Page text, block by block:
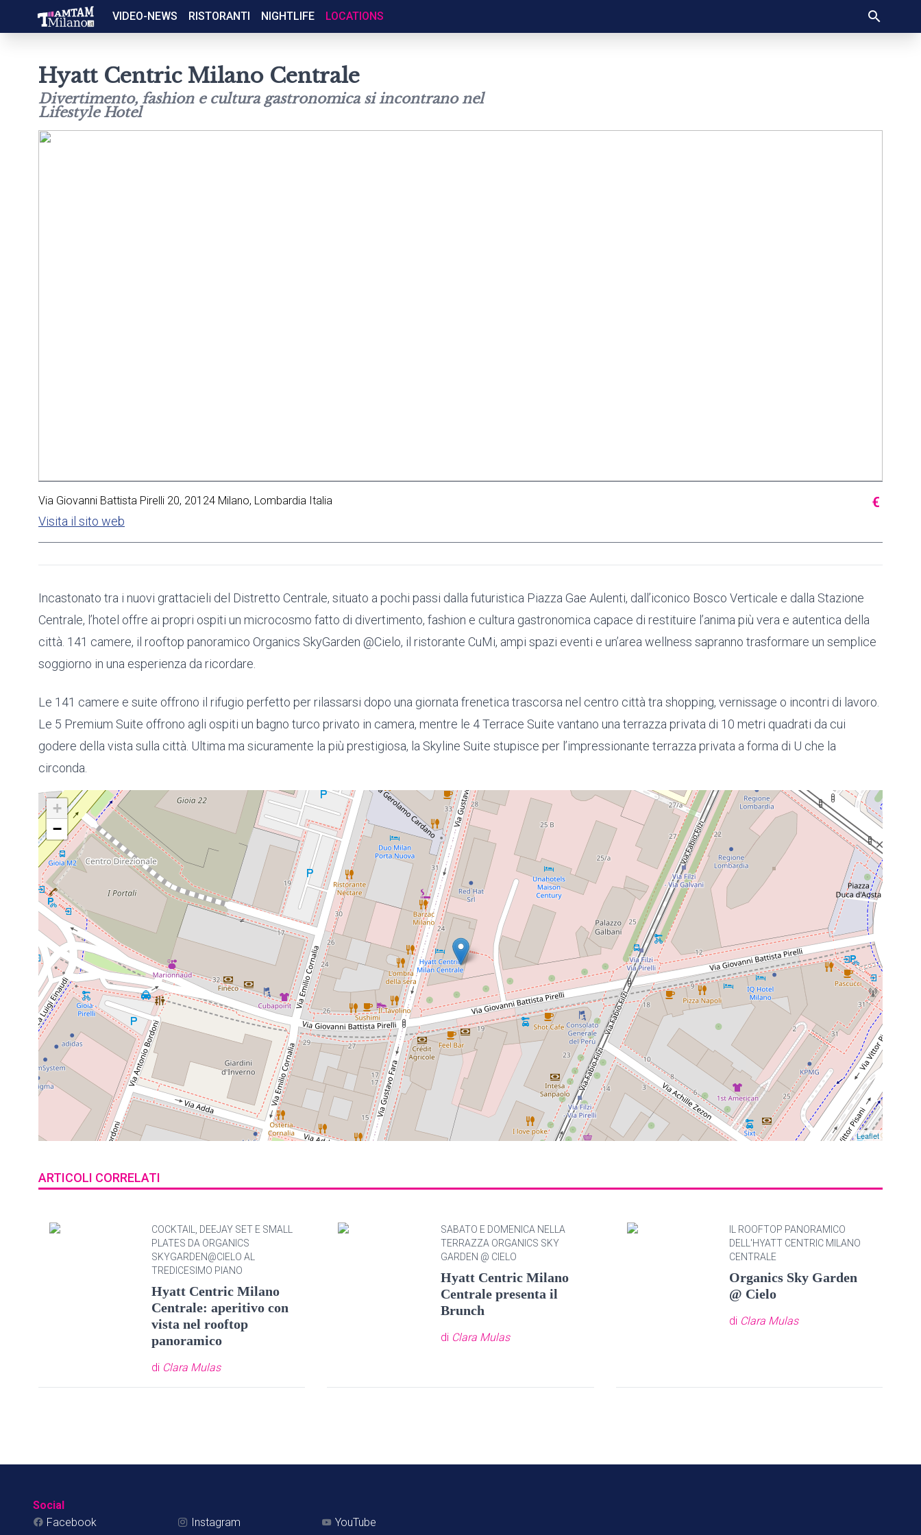
VIDEO-NEWS RISTORANTI NIGHTLIFE LOCATIONS
Hyatt Centric Milano Centrale
Divertimento, fashion e cultura gastronomica si incontrano nel
Lifestyle Hotel
Via Giovanni Battista Pirelli 20, 20124 Milano, Lombardia Italia €
Visita il sito web
Incastonato tra i nuovi grattacieli del Distretto Centrale, situato a pochi passi dalla futuristica Piazza Gae Aulenti, dall’iconico Bosco Verticale e dalla Stazione
Centrale, l’hotel offre ai propri ospiti un microcosmo fatto di divertimento, fashion e cultura gastronomica capace di restituire l’anima più vera e autentica della
città. 141 camere, il rooftop panoramico Organics SkyGarden @Cielo, il ristorante CuMi, ampi spazi eventi e un’area wellness sapranno trasformare un semplice
soggiorno in una esperienza da ricordare.
Le 141 camere e suite offrono il rifugio perfetto per rilassarsi dopo una giornata frenetica trascorsa nel centro città tra shopping, vernissage o incontri di lavoro.
Le 5 Premium Suite offrono agli ospiti un bagno turco privato in camera, mentre le 4 Terrace Suite vantano una terrazza privata di 10 metri quadrati da cui
godere della vista sulla città. Ultima ma sicuramente la più prestigiosa, la Skyline Suite stupisce per l’impressionante terrazza privata a forma di U che la
circonda.
+
−
Leaflet
ARTICOLI CORRELATI
COCKTAIL, DEEJAY SET E SMALL
PLATES DA ORGANICS
SKYGARDEN@CIELO AL
TREDICESIMO PIANO
Hyatt Centric Milano
Centrale: aperitivo con
vista nel rooftop
panoramico
di Clara Mulas
SABATO E DOMENICA NELLA
TERRAZZA ORGANICS SKY
GARDEN @ CIELO
Hyatt Centric Milano
Centrale presenta il
Brunch
di Clara Mulas
IL ROOFTOP PANORAMICO
DELL'HYATT CENTRIC MILANO
CENTRALE
Organics Sky Garden
@ Cielo
di Clara Mulas
Social
Facebook
Instagram YouTube